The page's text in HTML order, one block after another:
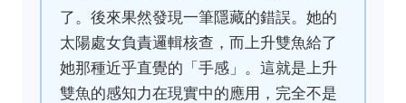
了。後來果然發現一筆隱藏的錯誤。她的
太陽處女負責邏輯核查，而上升雙魚給了
她那種近乎直覺的「手感」。這就是上升
雙魚的感知力在現實中的應用，完全不是